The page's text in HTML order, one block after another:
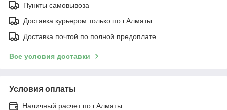
Пункты самовывоза
Доставка курьером только по г.Алматы
Доставка почтой по полной предоплате
Все условия доставки
Условия оплаты
Наличный расчет по г.Алматы